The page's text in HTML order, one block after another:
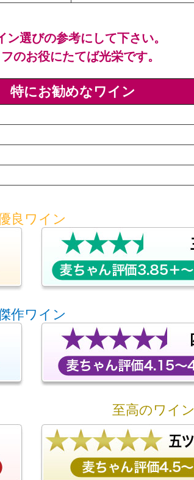
ン選びの参考にして下さい。
のお役にたてば光栄です。
特にお勧めなワイン
良ワイン
作ワイン
至高のワイン